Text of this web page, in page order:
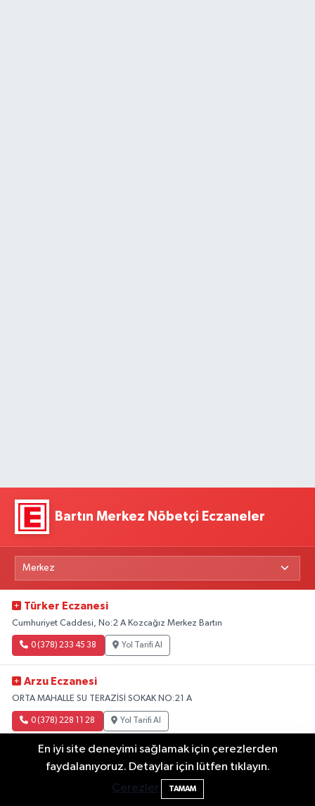
Bartın Merkez Nöbetçi Eczaneler
Türker Eczanesi
Cumhuriyet Caddesi, No:2 A Kozcağız Merkez Bartın
0 (378) 233 45 38 Yol Tarifi Al
Arzu Eczanesi
ORTA MAHALLE SU TERAZİSİ SOKAK NO:21 A
0 (378) 228 11 28 Yol Tarifi Al
Hakan Eczanesi
TUNA MAH. 844.SOKAK NO:5 B BARTIN
Yol Tarifi Al
En iyi site deneyimi sağlamak için çerezlerden
faydalanıyoruz. Detaylar için lütfen tıklayın.
Çerezler
TAMAM
Bartın'da Şafak Operasyonu: 5 Gözaltı, 4
Şüpheli Aranıyor